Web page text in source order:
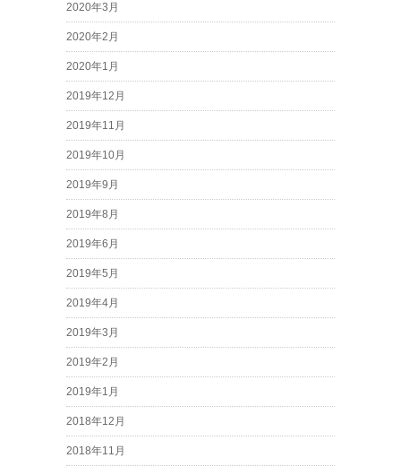
2020年3月
2020年2月
2020年1月
2019年12月
2019年11月
2019年10月
2019年9月
2019年8月
2019年6月
2019年5月
2019年4月
2019年3月
2019年2月
2019年1月
2018年12月
2018年11月